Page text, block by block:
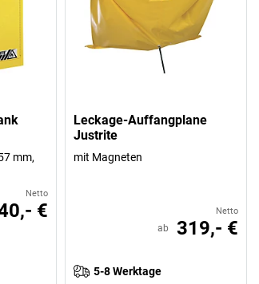
mm,
Netto
€
Leckage-Auffangplane
Justrite
mit Magneten
Netto
ab 319,- €
5-8 Werktage